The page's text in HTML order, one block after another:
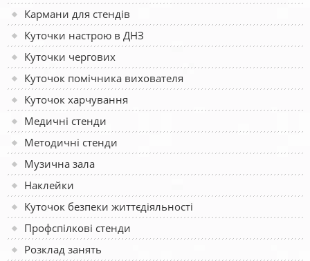
Кармани для стендів
Куточки настрою в ДНЗ
Куточки чергових
Куточок помічника вихователя
Куточок харчування
Медичні стенди
Методичні стенди
Музична зала
Наклейки
Куточок безпеки життєдіяльності
Профспілкові стенди
Розклад занять